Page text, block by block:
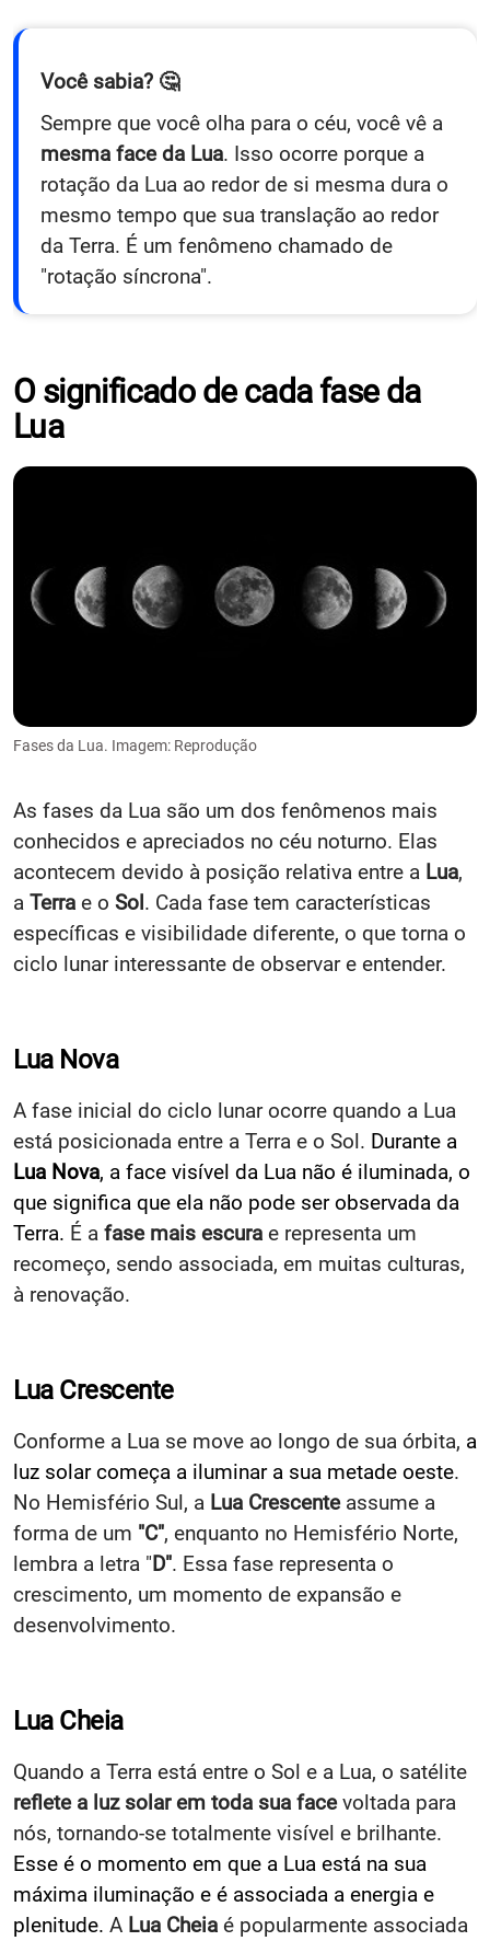
Você sabia? 🤔
Sempre que você olha para o céu, você vê a
mesma face da Lua. Isso ocorre porque a
rotação da Lua ao redor de si mesma dura o
mesmo tempo que sua translação ao redor
da Terra. É um fenômeno chamado de
"rotação síncrona".
O significado de cada fase da
Lua
Fases da Lua. Imagem: Reprodução
As fases da Lua são um dos fenômenos mais
conhecidos e apreciados no céu noturno. Elas
acontecem devido à posição relativa entre a Lua,
a Terra e o Sol. Cada fase tem características
específicas e visibilidade diferente, o que torna o
ciclo lunar interessante de observar e entender.
Lua Nova
A fase inicial do ciclo lunar ocorre quando a Lua
está posicionada entre a Terra e o Sol. Durante a
Lua Nova, a face visível da Lua não é iluminada, o
que significa que ela não pode ser observada da
Terra. É a fase mais escura e representa um
recomeço, sendo associada, em muitas culturas,
à renovação.
Lua Crescente
Conforme a Lua se move ao longo de sua órbita, a
luz solar começa a iluminar a sua metade oeste.
No Hemisfério Sul, a Lua Crescente assume a
forma de um "C", enquanto no Hemisfério Norte,
lembra a letra "D". Essa fase representa o
crescimento, um momento de expansão e
desenvolvimento.
Lua Cheia
Quando a Terra está entre o Sol e a Lua, o satélite
reflete a luz solar em toda sua facevoltada para
nós, tornando-se totalmente visível e brilhante.
Esse é o momento em que a Lua está na sua
máxima iluminação e é associada a energia e
plenitude. A Lua Cheia é popularmente associada